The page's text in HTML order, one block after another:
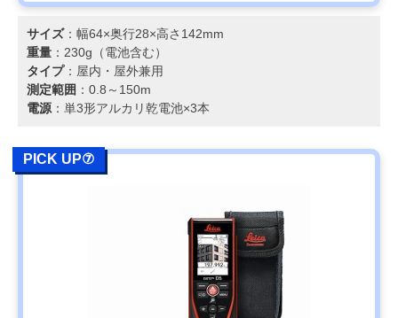
サイズ：幅64×奥行28×高さ142mm
重量 ：230g（電池含む）
タイプ：屋内・屋外兼用
測定範囲 ：0.8～150m
電源：単3形アルカリ乾電池×3本
PICK UP⑦